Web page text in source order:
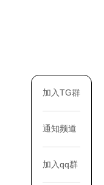
加入TG群
通知频道
加入qq群